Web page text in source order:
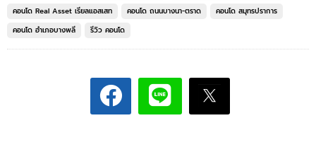
คอนโด Real Asset เรียลแอสเสท
คอนโด ถนนบางนา-ตราด
คอนโด สมุทรปราการ
คอนโด อำเภอบางพลี
รีวิว คอนโด